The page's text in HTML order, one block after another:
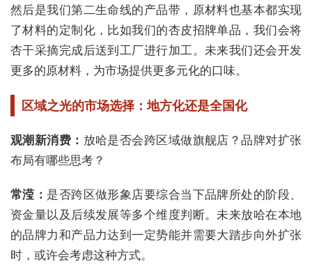
然后是我们第二生命线的产品带，原材料也基本都实现
了材料的定制化，比如我们的杏皮招牌单品，我们会将
杏干采摘完成后送到工厂进行加工。未来我们还会开发
更多的原材料，为市场提供更多元化的口味。
区域之光的市场选择：地方化还是全国化
观潮新消费： 放哈是否会跨区域做旗舰店？品牌对扩张
布局有哪些思考？
常滢： 是否跨区做形象店要综合当下品牌所处的阶段、
资金量以及后续发展等多个维度判断。未来放哈在本地
的品牌力和产品力达到一定势能并需要大踏步向外扩张
时，或许会考虑这种方式。